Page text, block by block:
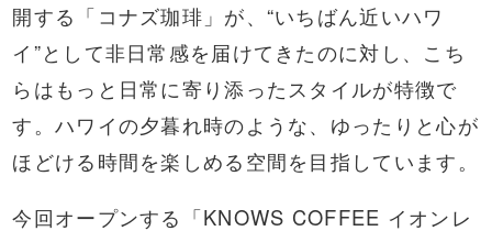
開する「コナズ珈琲」が、“いちばん近いハワ
イ”として非日常感を届けてきたのに対し、こち
らはもっと日常に寄り添ったスタイルが特徴で
す。ハワイの夕暮れ時のような、ゆったりと心が
ほどける時間を楽しめる空間を目指しています。
今回オープンする「KNOWS COFFEE イオンレ